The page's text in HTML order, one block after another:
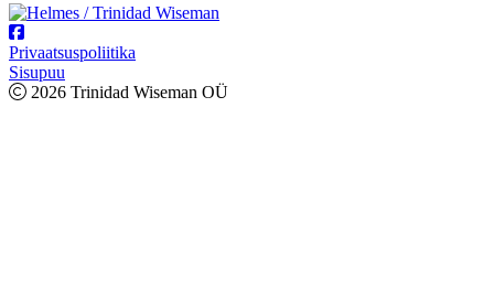
Privaatsuspoliitika
Sisupuu
2026 Trinidad Wiseman OÜ